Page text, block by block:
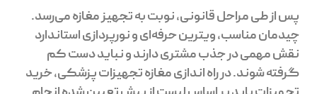
پس از طی مراحل قانونی، نوبت به تجهیز مغازه می‌رسد.
چیدمان مناسب، ویترین حرفه‌ای و نورپردازی استاندارد
نقش مهمی در جذب مشتری دارند و نباید دست کم
گرفته شوند. در راه اندازی مغازه تجهیزات پزشکی، خرید